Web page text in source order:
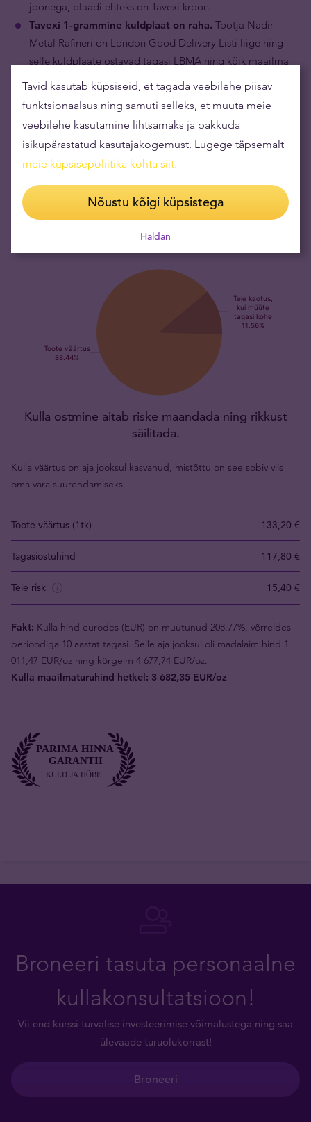
joonega, plaadi ehteks on Tavexi kroon.
Tavexi 1-grammine kuldplaat on raha. Tootja Nadir
Metal Rafineri on London Good Delivery Listi liige ning
selle kuldplaate ostavad tagasi LBMA ning kõik maailma
suurimad kaubabörsid, mis tähendab, et toote
tagasimüügi võimalus investeerimiskullaga kauplejatele,
pankadele ja investoritele on tagatud kogu maailmas.
Tavexi 1-grammise kuldplaadi väärtuse määrab selles
sisalduv kuld.Puhtast kullast 1-grammise plaadi hinna
aluseks on tootes sisalduva kulla kogus ning kulla
maailmaturu hind.
Kulla ostmine aitab riske maandada ning rikkust
säilitada.
Kulla väärtus on aja jooksul kasvanud, mistõttu on see sobiv viis
oma vara suurendamiseks.
Toote väärtus (1tk) 133,20 €
Tagasiostuhind 117,80 €
Teie risk 15,40 €
Fakt: Kulla hind eurodes (EUR) on muutunud 208.77%, võrreldes
perioodiga 10 aastat tagasi. Selle aja jooksul oli madalaim hind 1
011,47 EUR/oz ning kõrgeim 4 677,74 EUR/oz.
Kulla maailmaturuhind hetkel: 3 682,35 EUR/oz
Broneeri tasuta personaalne
kullakonsultatsioon!
Vii end kurssi turvalise investeerimise võimalustega ning saa
ülevaade turuolukorrast!
Broneeri
Tavid kasutab küpsiseid, et tagada veebilehe piisav
funktsionaalsus ning samuti selleks, et muuta meie
veebilehe kasutamine lihtsamaks ja pakkuda
isikupärastatud kasutajakogemust. Lugege täpsemalt
meie küpsisepoliitika kohta siit.
Nõustu kõigi küpsistega
Haldan